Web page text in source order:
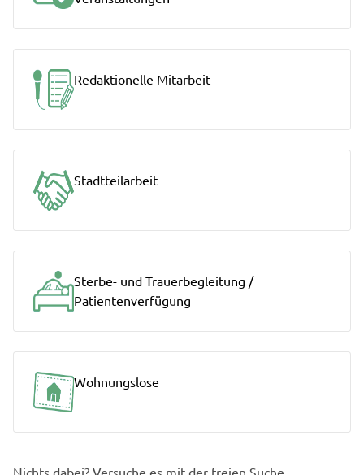
Redaktionelle Mitarbeit
Stadtteilarbeit
Sterbe- und Trauerbegleitung /
Patientenverfügung
Wohnungslose
Nichts dabei? Versuche es mit der freien Suche